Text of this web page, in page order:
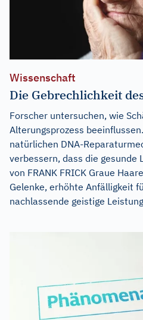
Wissenschaft
Die Gebrechlichkeit
Forscher untersuchen, wie
Alterungsprozess
natürlichen DNA-
verbessern, dass die gesunde
von FRANK FRICK Graue
Gelenke, erhöhte Anfälligkeit
nachlassende geistige